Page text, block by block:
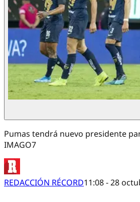
Pumas tendrá nuevo presidente
IMAGO7
REDACCIÓN RÉCORD11:08 - 28